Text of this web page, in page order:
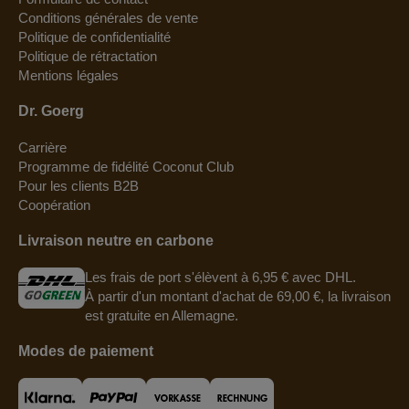
Conditions générales de vente
Politique de confidentialité
Politique de rétractation
Mentions légales
Dr. Goerg
Carrière
Programme de fidélité Coconut Club
Pour les clients B2B
Coopération
Livraison neutre en carbone
Les frais de port s'élèvent à 6,95 € avec DHL.
À partir d'un montant d'achat de 69,00 €, la livraison
est gratuite en Allemagne.
Modes de paiement